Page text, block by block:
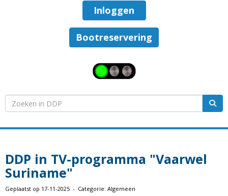
Inloggen
Bootreservering
DDP in TV-programma "Vaarwel
Suriname"
Geplaatst op 17-11-2025 - Categorie: Algemeen